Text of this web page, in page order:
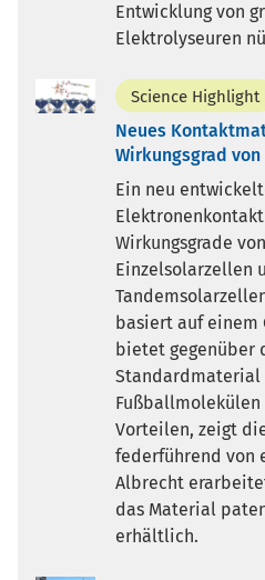
Entwicklung von
Elektrolyseuren
Science Highlight
Neues
Wirkungsgrad
Ein neu
Wirkungsgrade
Einzelsolarzellen
basiert auf einem
bietet gegenüber
Standardmaterial
Fußballmolekülen
Vorteilen, zeigt
federführend von
Albrecht
das Material
erhältlich.